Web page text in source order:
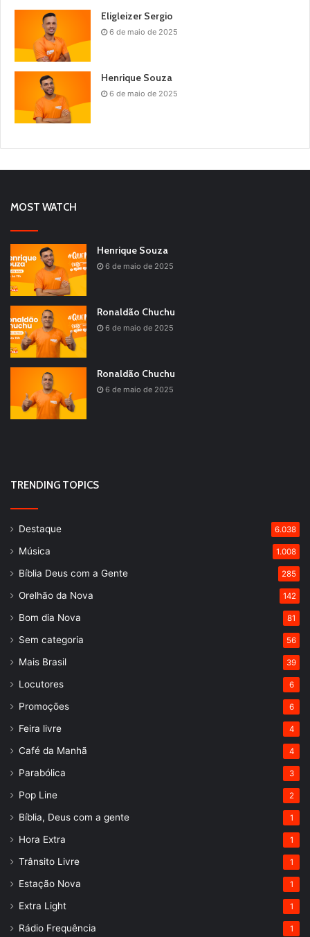
Eligleizer Sergio
6 de maio de 2025
Henrique Souza
6 de maio de 2025
MOST WATCH
Henrique Souza
6 de maio de 2025
Ronaldão Chuchu
6 de maio de 2025
Ronaldão Chuchu
6 de maio de 2025
TRENDING TOPICS
Destaque 6.038
Música 1.008
Bíblia Deus com a Gente 285
Orelhão da Nova 142
Bom dia Nova 81
Sem categoria 56
Mais Brasil 39
Locutores 6
Promoções 6
Feira livre 4
Café da Manhã 4
Parabólica 3
Pop Line 2
Bíblia, Deus com a gente 1
Hora Extra 1
Trânsito Livre 1
Estação Nova 1
Extra Light 1
Rádio Frequência 1